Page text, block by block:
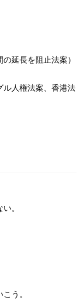
延長を阻止法案）
ル人権法案、香港法
。
う。